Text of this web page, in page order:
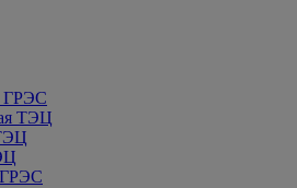
ГРЭС
ТЭЦ
ГРЭС